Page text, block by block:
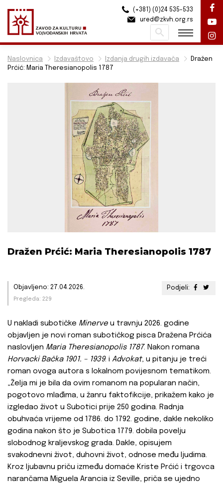
Naslovnica Izdavaštovo Izdanja drugih izdavača
Dražen
Prćić: Maria Theresianopolis 1787
Dražen Prćić: Maria Theresianopolis 1787
Podjeli:
Objavljeno: 27.04.2026.
Pregleda: 229
U nakladi subotičke Minerve u travnju 2026. godine
objavljen je novi roman subotičkog pisca Dražena Prćića
naslovljen Maria Theresianopolis 1787. Nakon romana
Horvacki Bačka 1901. – 1939. i Advokat, u pitanju je treći
roman ovoga autora s lokalnom povijesnom tematikom.
„Želja mi je bila da ovim romanom na popularan način,
pogotovo mlađima, u žanru faktofikcije, prikažem kako je
izgledao život u Subotici prije 250 godina. Radnja
obuhvaća vrijeme od 1786. do 1792. godine, dakle nekoliko
godina nakon što je Subotica 1779. dobila povelju
slobodnog kraljevskog grada. Dakle, opisujem
svakodnevni život, duhovni život, odnose među ljudima.
Kroz ljubavnu priču između domaće Kriste Prćić i trgovca
narančama Miguela Arancia iz Seville, priča se ujedno
(+381) (0)24 535-533
ured@zkvh.org.rs
Pretraži